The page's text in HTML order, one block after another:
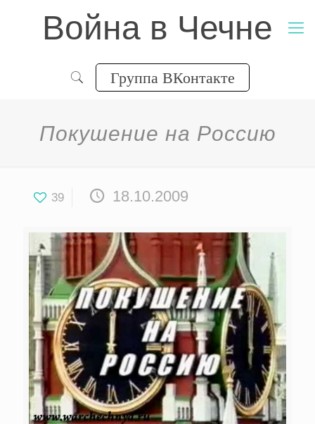
Война в Чечне
Группа ВКонтакте
Покушение на Россию
39 18.10.2009